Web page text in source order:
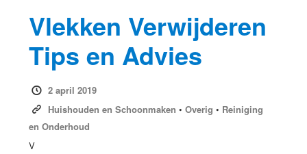
Vlekken Verwijderen
Tips en Advies
2 april 2019
Huishouden en Schoonmaken • Overig • Reiniging
en Onderhoud
V